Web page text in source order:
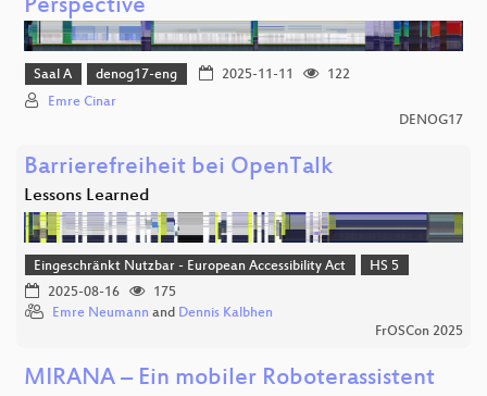
Perspective
Saal A denog17-eng 2025-11-11
122
Emre Cinar
DENOG17
Barrierefreiheit bei OpenTalk
Lessons Learned
Eingeschränkt Nutzbar - European Accessibility Act
HS 5
2025-08-16
175
Emre Neumann and Dennis Kalbhen
FrOSCon 2025
MIRANA – Ein mobiler Roboterassistent